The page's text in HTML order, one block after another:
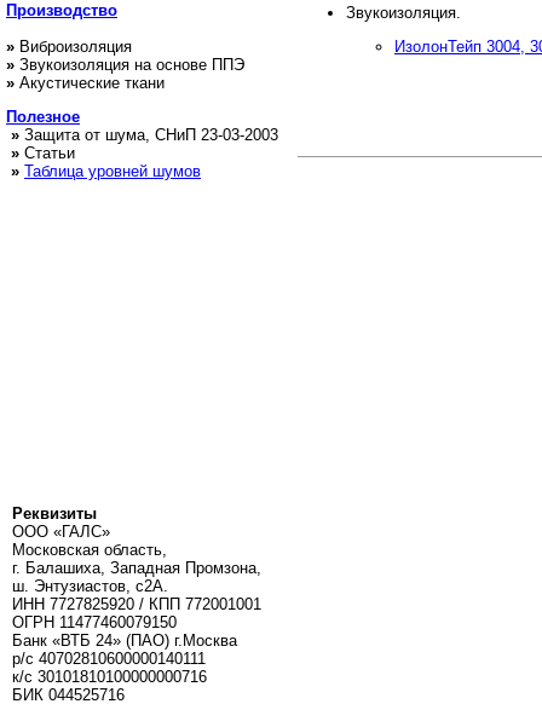
Производство
» Виброизоляция
» Звукоизоляция на основе ППЭ
» Акустические ткани
Полезное
» Защита от шума, СНиП 23-03-2003
» Статьи
» Таблица уровней шумов
Реквизиты
ООО «ГАЛС»
Московская область,
г. Балашиха, Западная Промзона,
ш. Энтузиастов, с2А.
ИНН 7727825920 / КПП 772001001
ОГРН 11477460079150
Банк «ВТБ 24» (ПАО) г.Москва
р/с 40702810600000140111
к/c 30101810100000000716
БИК 044525716
Звукоизоляция.
ИзолонТейп 3004,